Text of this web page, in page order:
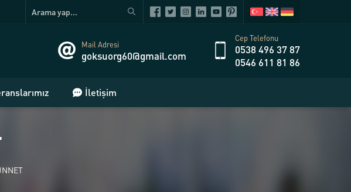
Mail Adresi
goksuorg60@gmail.com
Cep Telefonu
0538 496 37 87
0546 611 81 86
İletişim